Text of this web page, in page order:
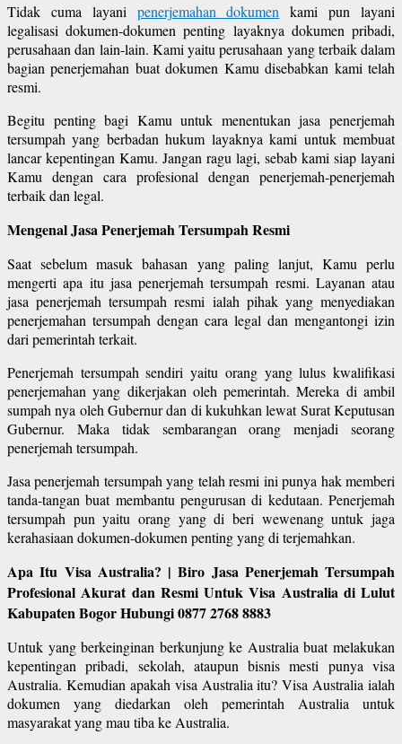
Tidak cuma layani penerjemahan dokumen kami pun layani
legalisasi dokumen-dokumen penting layaknya dokumen pribadi,
perusahaan dan lain-lain. Kami yaitu perusahaan yang terbaik dalam
bagian penerjemahan buat dokumen Kamu disebabkan kami telah
resmi.
Begitu penting bagi Kamu untuk menentukan jasa penerjemah
tersumpah yang berbadan hukum layaknya kami untuk membuat
lancar kepentingan Kamu. Jangan ragu lagi, sebab kami siap layani
Kamu dengan cara profesional dengan penerjemah-penerjemah
terbaik dan legal.
Mengenal Jasa Penerjemah Tersumpah Resmi
Saat sebelum masuk bahasan yang paling lanjut, Kamu perlu
mengerti apa itu jasa penerjemah tersumpah resmi. Layanan atau
jasa penerjemah tersumpah resmi ialah pihak yang menyediakan
penerjemahan tersumpah dengan cara legal dan mengantongi izin
dari pemerintah terkait.
Penerjemah tersumpah sendiri yaitu orang yang lulus kwalifikasi
penerjemahan yang dikerjakan oleh pemerintah. Mereka di ambil
sumpah nya oleh Gubernur dan di kukuhkan lewat Surat Keputusan
Gubernur. Maka tidak sembarangan orang menjadi seorang
penerjemah tersumpah.
Jasa penerjemah tersumpah yang telah resmi ini punya hak memberi
tanda-tangan buat membantu pengurusan di kedutaan. Penerjemah
tersumpah pun yaitu orang yang di beri wewenang untuk jaga
kerahasiaan dokumen-dokumen penting yang di terjemahkan.
Apa Itu Visa Australia? | Biro Jasa Penerjemah Tersumpah
Profesional Akurat dan Resmi Untuk Visa Australia di Lulut
Kabupaten Bogor Hubungi 0877 2768 8883
Untuk yang berkeinginan berkunjung ke Australia buat melakukan
kepentingan pribadi, sekolah, ataupun bisnis mesti punya visa
Australia. Kemudian apakah visa Australia itu? Visa Australia ialah
dokumen yang diedarkan oleh pemerintah Australia untuk
masyarakat yang mau tiba ke Australia.